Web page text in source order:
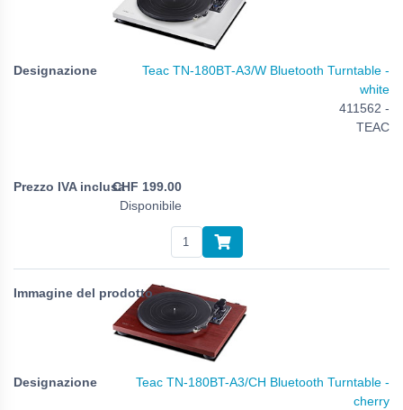
Teac TN-180BT-A3/W Bluetooth Turntable -
white
411562 -
TEAC
CHF 199.00
Disponibile
Teac TN-180BT-A3/CH Bluetooth Turntable -
cherry